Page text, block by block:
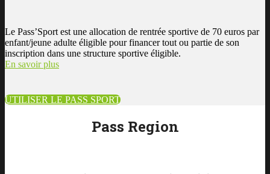
Le Pass’Sport est une allocation de rentrée sportive de 70 euros par
enfant/jeune adulte éligible pour financer tout ou partie de son
inscription dans une structure sportive éligible.
En savoir plus
UTILISER LE PASS SPORT
Pass Region